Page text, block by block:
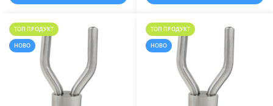
ТОП ПРОДУКТ
НОВО
ТОП ПРОДУКТ
НОВО